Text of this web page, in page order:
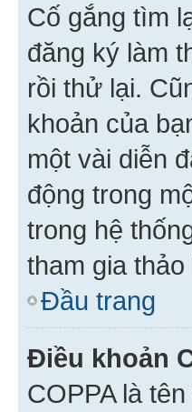
Cố gắng tìm
đăng ký làm
rồi thử lại.
khoản của
một vài diễn
động trong
trong hệ
tham gia
Đầu trang
Điều khoản
COPPA là